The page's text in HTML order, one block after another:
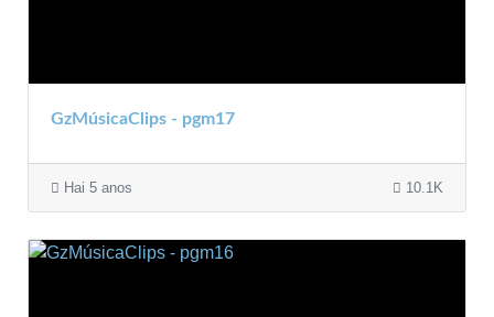
GzMúsicaClips - pgm17
Hai 5 anos 10.1K